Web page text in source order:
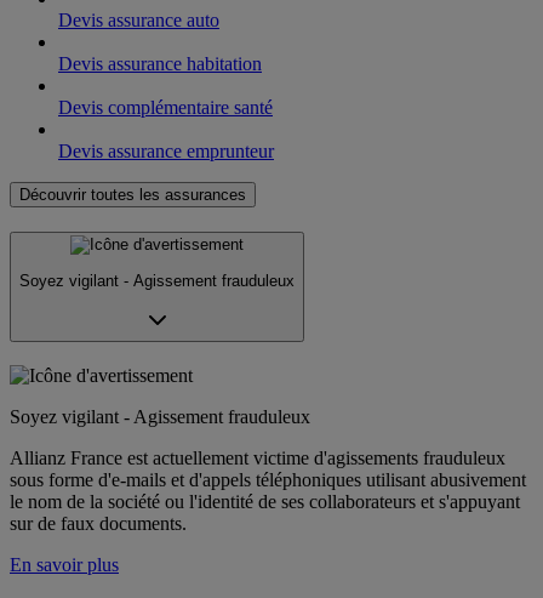
Devis assurance auto
Devis assurance habitation
Devis complémentaire santé
Devis assurance emprunteur
Découvrir toutes les assurances
Soyez vigilant - Agissement frauduleux
Soyez vigilant - Agissement frauduleux
Allianz France est actuellement victime d'agissements frauduleux
sous forme d'e-mails et d'appels téléphoniques utilisant abusivement
le nom de la société ou l'identité de ses collaborateurs et s'appuyant
sur de faux documents.
En savoir plus